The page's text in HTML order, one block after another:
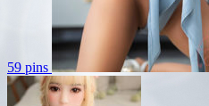
59 pins